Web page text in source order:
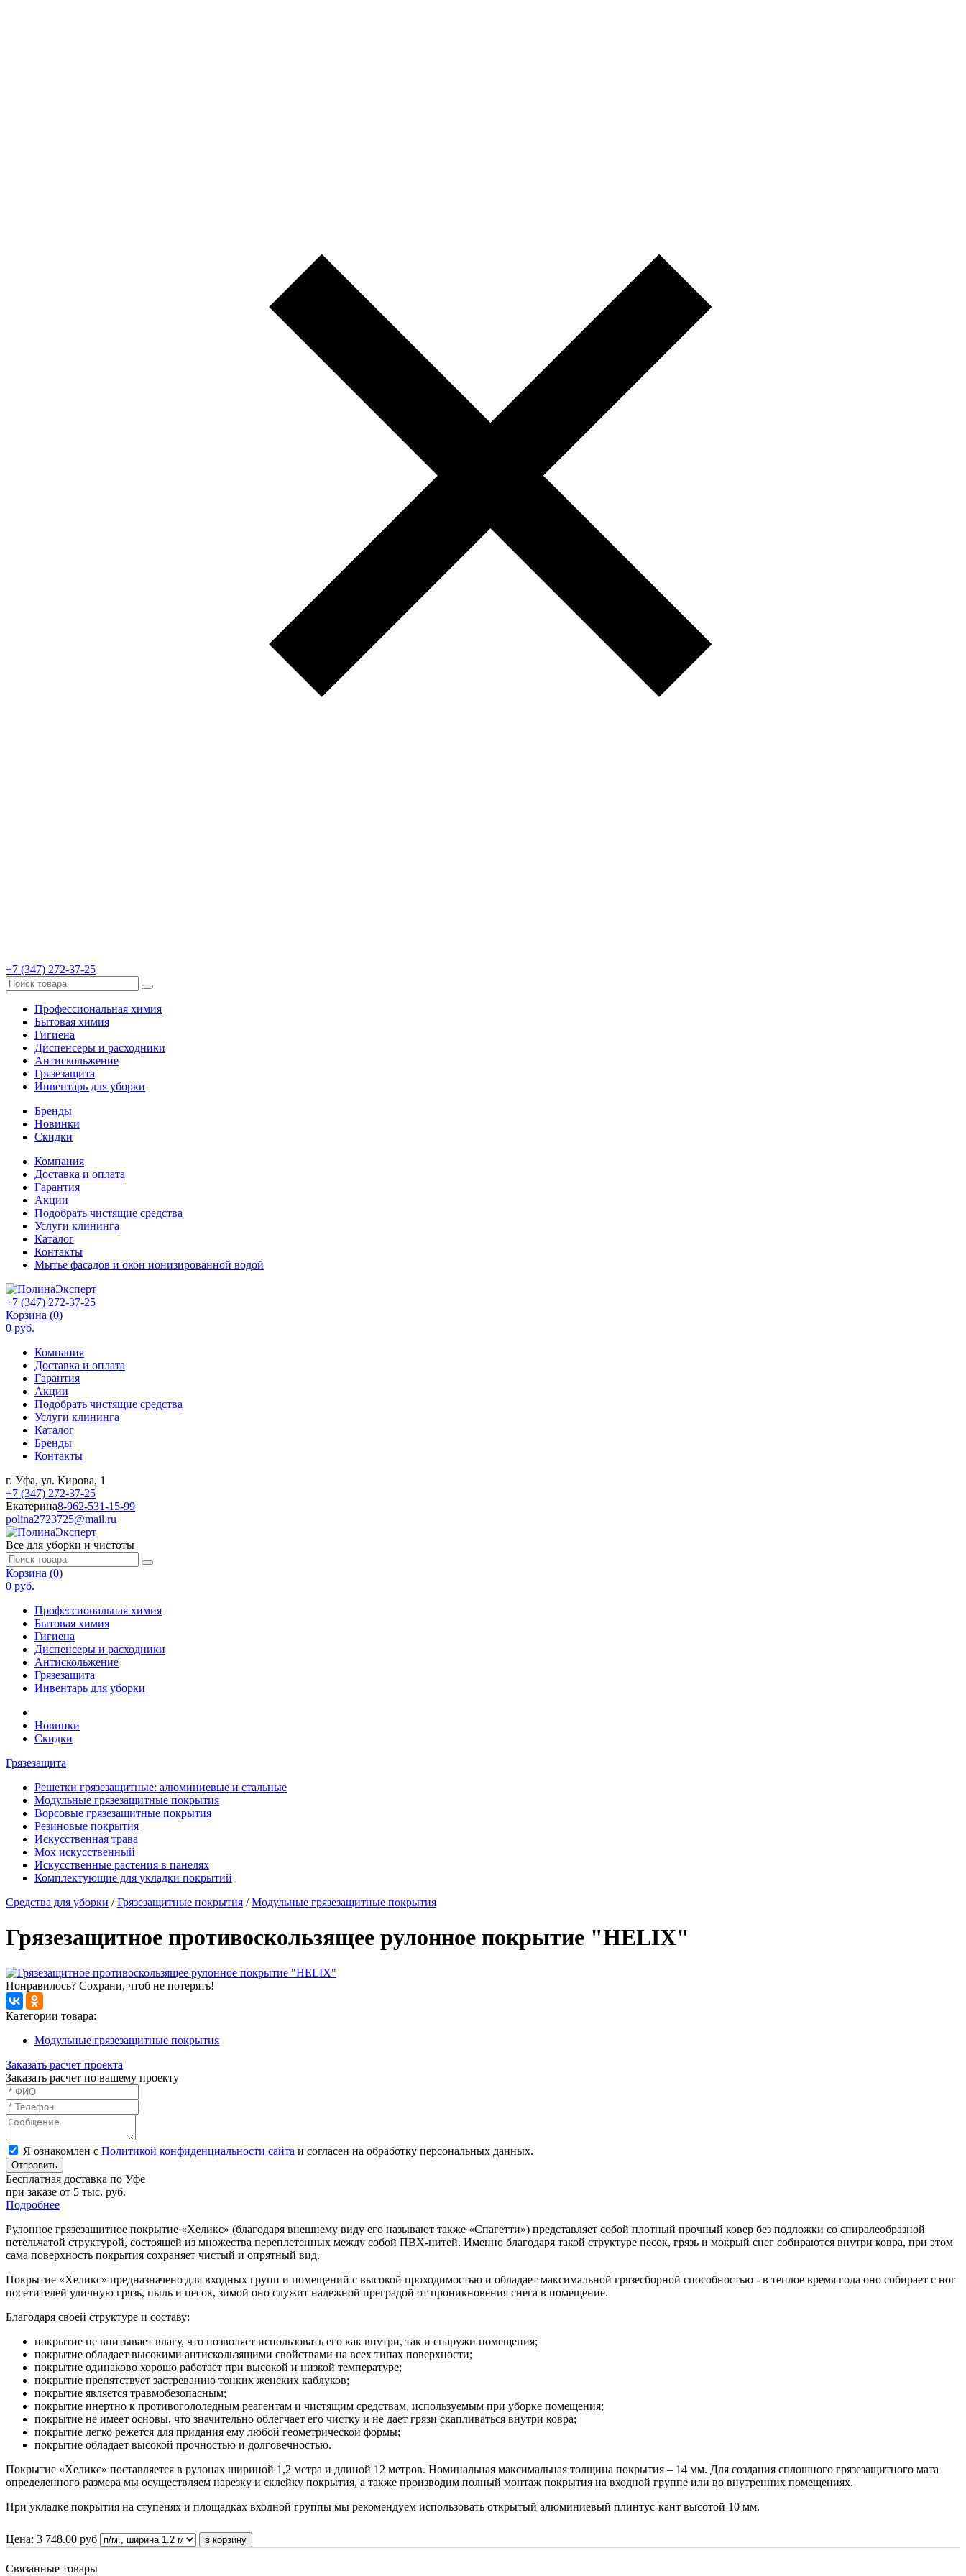
+7 (347) 272-37-25
Профессиональная химия
Бытовая химия
Гигиена
Диспенсеры и расходники
Антискольжение
Грязезащита
Инвентарь для уборки
Бренды
Новинки
Скидки
Компания
Доставка и оплата
Гарантия
Акции
Подобрать чистящие средства
Услуги клининга
Каталог
Контакты
Мытье фасадов и окон ионизированной водой
+7 (347) 272-37-25
Корзина (0)
0 руб.
Компания
Доставка и оплата
Гарантия
Акции
Подобрать чистящие средства
Услуги клининга
Каталог
Бренды
Контакты
г. Уфа, ул. Кирова, 1
+7 (347) 272-37-25
Екатерина8-962-531-15-99
polina2723725@mail.ru
Все для уборки и чистоты
Корзина (0)
0 руб.
Профессиональная химия
Бытовая химия
Гигиена
Диспенсеры и расходники
Антискольжение
Грязезащита
Инвентарь для уборки
Новинки
Скидки
Грязезащита
Решетки грязезащитные: алюминиевые и стальные
Модульные грязезащитные покрытия
Ворсовые грязезащитные покрытия
Резиновые покрытия
Искусственная трава
Мох искусственный
Искусственные растения в панелях
Комплектующие для укладки покрытий
Средства для уборки /Грязезащитные покрытия /Модульные грязезащитные покрытия
Грязезащитное противоскользящее рулонное покрытие "HELIX"
Понравилось? Сохрани, чтоб не потерять!
Категории товара:
Модульные грязезащитные покрытия
Заказать расчет проекта
Заказать расчет по вашему проекту
Я ознакомлен с Политикой конфиденциальности сайта и согласен на обработку персональных данных.
Отправить
Бесплатная доставка по Уфе
при заказе от 5 тыс. руб.
Подробнее
Рулонное грязезащитное покрытие «Хеликс» (благодаря внешнему виду его называют также «Спагетти») представляет собой плотный прочный ковер без подложки со спиралеобразной
петельчатой структурой, состоящей из множества переплетенных между собой ПВХ-нитей. Именно благодаря такой структуре песок, грязь и мокрый снег собираются внутри ковра, при этом
сама поверхность покрытия сохраняет чистый и опрятный вид.
Покрытие «Хеликс» предназначено для входных групп и помещений с высокой проходимостью и обладает максимальной грязесборной способностью - в теплое время года оно собирает с ног
посетителей уличную грязь, пыль и песок, зимой оно служит надежной преградой от проникновения снега в помещение.
Благодаря своей структуре и составу:
покрытие не впитывает влагу, что позволяет использовать его как внутри, так и снаружи помещения;
покрытие обладает высокими антискользящими свойствами на всех типах поверхности;
покрытие одинаково хорошо работает при высокой и низкой температуре;
покрытие препятствует застреванию тонких женских каблуков;
покрытие является травмобезопасным;
покрытие инертно к противогололедным реагентам и чистящим средствам, используемым при уборке помещения;
покрытие не имеет основы, что значительно облегчает его чистку и не дает грязи скапливаться внутри ковра;
покрытие легко режется для придания ему любой геометрической формы;
покрытие обладает высокой прочностью и долговечностью.
Покрытие «Хеликс» поставляется в рулонах шириной 1,2 метра и длиной 12 метров. Номинальная максимальная толщина покрытия – 14 мм. Для создания сплошного грязезащитного мата
определенного размера мы осуществляем нарезку и склейку покрытия, а также производим полный монтаж покрытия на входной группе или во внутренних помещениях.
При укладке покрытия на ступенях и площадках входной группы мы рекомендуем использовать открытый алюминиевый плинтус-кант высотой 10 мм.
Цена: 3 748.00 руб
Связанные товары